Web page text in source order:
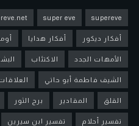
supereve
super eve
أفكار ديكور أفكار هدايا
الأمهات الجدد الاكتئاب
الشيف فاطمة أبو حاتي
القلق المقادير برج الثور
تفسير أحلام تفسير ابن سيرين